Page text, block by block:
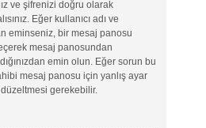
ve şifrenizi doğru olarak
Eğer kullanıcı adı ve
eminseniz, bir mesaj panosu
mesaj panosundan
emin olun. Eğer sorun bu
mesaj panosu için yanlış ayar
gerekebilir.